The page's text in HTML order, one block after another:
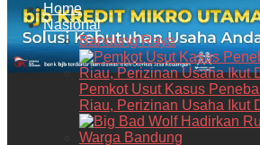
Home
Nasional
Bandung Raya
Pemkot Usut Kasus
Riau, Perizinan Usaha Ikut